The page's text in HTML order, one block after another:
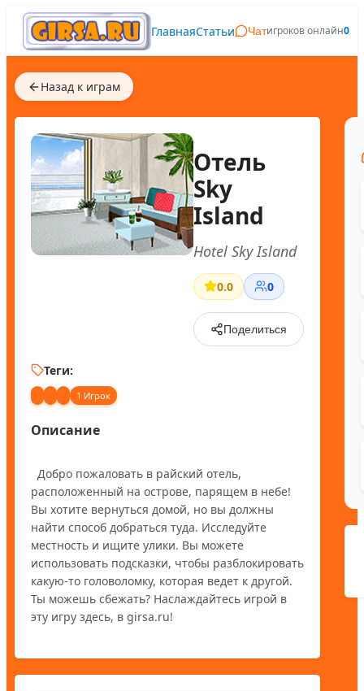
ГлавнаяСтатьи Чатигроков онлайн0
Назад к играм
Отель
Sky
Island
Hotel Sky Island
0.0 0
Поделиться
Теги:
1 Игрок
Описание
расположенный на острове, парящем в небе!
Вы хотите вернуться домой, но вы должны
найти способ добраться туда. Исследуйте
местность и ищите улики. Вы можете
использовать подсказки, чтобы разблокировать
какую-то головоломку, которая ведет к другой.
Ты можешь сбежать? Наслаждайтесь игрой в